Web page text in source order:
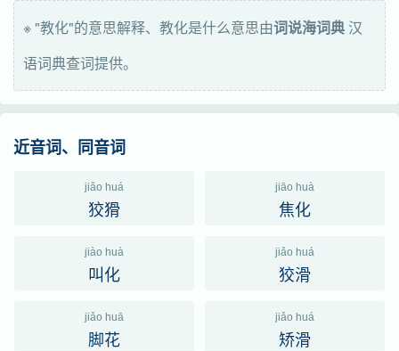
※ "教化"的意思解释、教化是什么意思由词说海词典 汉
语词典查词提供。
近音词、同音词
jiǎo huá
狡猾
jiāo huà
焦化
jiào huà
叫化
jiǎo huá
狡滑
jiǎo huā
脚花
jiǎo huá
矫滑